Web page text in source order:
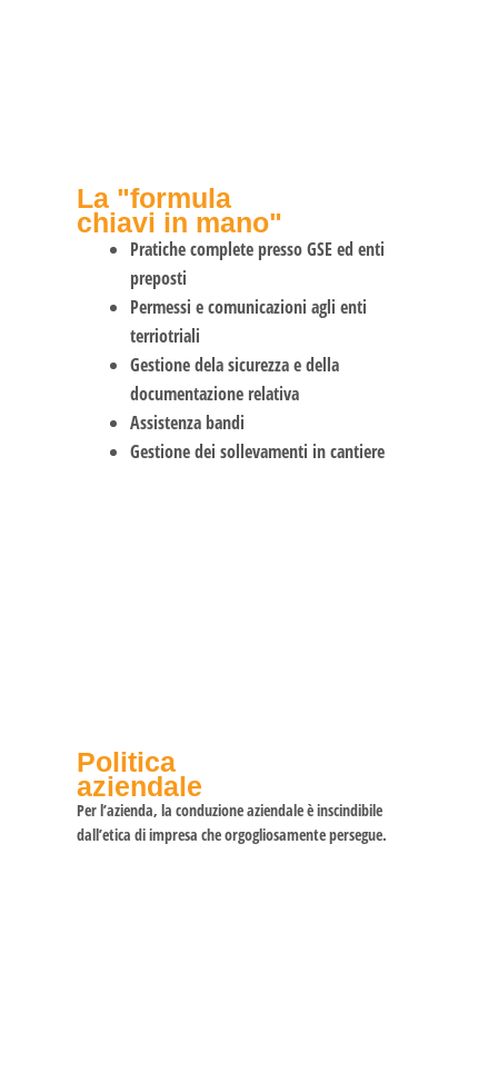
La "formula
chiavi in mano"
Pratiche complete presso GSE ed enti
preposti
Permessi e comunicazioni agli enti
terriotriali
Gestione dela sicurezza e della
documentazione relativa
Assistenza bandi
Gestione dei sollevamenti in cantiere
Politica
aziendale
Per l’azienda, la conduzione aziendale è inscindibile
dall’etica di impresa che orgogliosamente persegue.